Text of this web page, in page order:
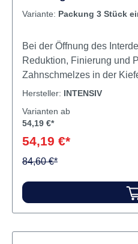
Variante: Packung 3 Stück
Bei der Öffnung des
Reduktion, Finierung und
Zahnschmelzes in der
und Kratzer zu vermeiden.
Verwendung von grober
ist gegenüber den
kontrollierte
von gesunder
Streifen
Hersteller: INTENSIV
Varianten ab
54,19 €*
54,19 €*
84,60 €*